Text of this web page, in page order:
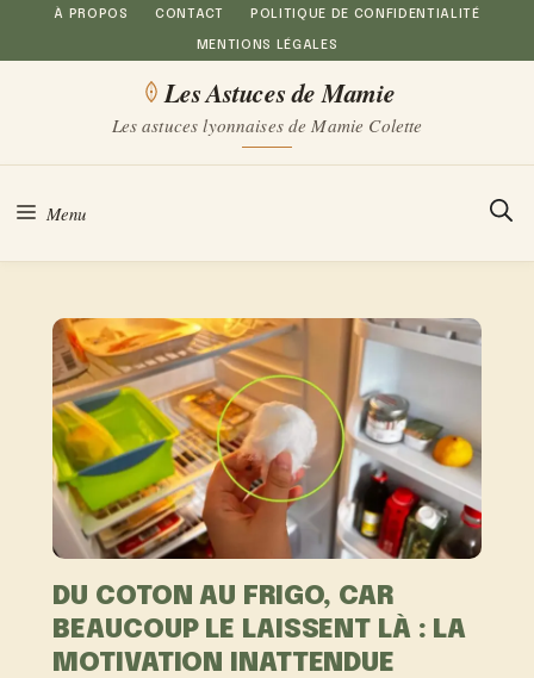
Aller
au
À PROPOS CONTACT POLITIQUE DE CONFIDENTIALITÉ
MENTIONS LÉGALES
Les Astuces de Mamie
Les astuces lyonnaises de Mamie Colette
Menu
DU COTON AU FRIGO, CAR
BEAUCOUP LE LAISSENT LÀ : LA
MOTIVATION INATTENDUE